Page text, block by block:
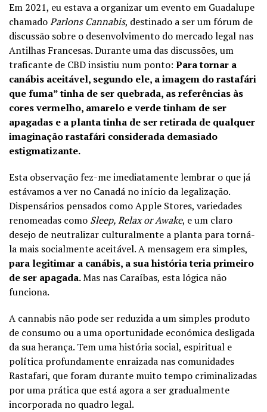
Em 2021, eu estava a organizar um evento em Guadalupe
chamadoParlons Cannabis, destinado a ser um fórum de
discussão sobre o desenvolvimento do mercado legal nas
Antilhas Francesas. Durante uma das discussões, um
traficante de CBD insistiu num ponto: Para tornar a
canábis aceitável, segundo ele, a imagem do rastafári
que fuma” tinha de ser quebrada, as referências às
cores vermelho, amarelo e verde tinham de ser
apagadas e a planta tinha de ser retirada de qualquer
imaginação rastafári considerada demasiado
estigmatizante.
Esta observação fez-me imediatamente lembrar o que já
estávamos a ver no Canadá no início da legalização.
Dispensários pensados como Apple Stores, variedades
renomeadas como Sleep, Relax or Awake, e um claro
desejo de neutralizar culturalmente a planta para torná-
la mais socialmente aceitável. A mensagem era simples,
para legitimar a canábis, a sua história teria primeiro
de ser apagada.Mas nas Caraíbas, esta lógica não
funciona.
A cannabis não pode ser reduzida a um simples produto
de consumo ou a uma oportunidade económica desligada
da sua herança. Tem uma história social, espiritual e
política profundamente enraizada nas comunidades
Rastafari, que foram durante muito tempo criminalizadas
por uma prática que está agora a ser gradualmente
incorporada no quadro legal.